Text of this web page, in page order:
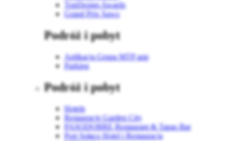
TopDesign Awards
Grand Prix Sawo
Podróż i pobyt
Aplikacja Grupa MTP app
Parking
Podróż i pobyt
Hotele
Restauracje Garden City
PASODOBRE Restaurant & Tapas Bar
Port Sołacz Hotel i Restauracja